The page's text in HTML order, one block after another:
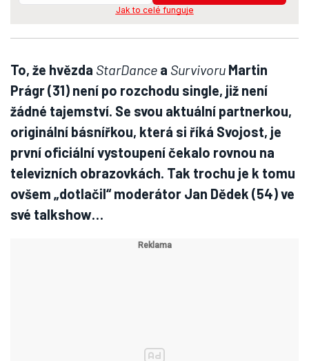
Jak to celé funguje
To, že hvězda StarDance a Survivoru Martin
Prágr (31) není po rozchodu single, již není
žádné tajemství. Se svou aktuální partnerkou,
originální básnířkou, která si říká Svojost, je
první oficiální vystoupení čekalo rovnou na
televizních obrazovkách. Tak trochu je k tomu
ovšem „dotlačil“ moderátor Jan Dědek (54) ve
své talkshow…